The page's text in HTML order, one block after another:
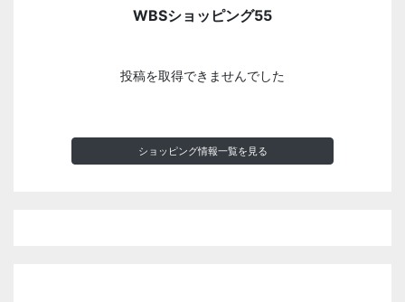
WBSショッピング55
投稿を取得できませんでした
ショッピング情報一覧を見る